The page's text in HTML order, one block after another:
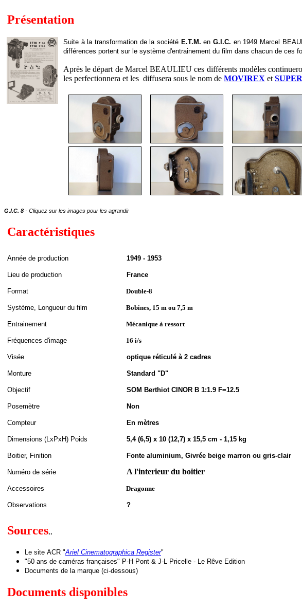
Présentation
Suite à la transformation de la société E.T.M. enG.I.C. en 1949 Marcel
différences portent sur le système d'entrainement du film dans chacun de ces
Après le départ de Marcel BEAULIEU ces différents modèles
les perfectionnera et les diffusera sous le nom de MOVIREX et
G.I.C. 8 - Cliquez sur les images pour les agrandir
Caractéristiques
Année de production 1949 - 1953
Lieu de production France
Format Double-8
Système, Longueur du film Bobines, 15 m ou 7,5 m
Entrainement Mécanique à ressort
Fréquences d'image 16 i/s
Visée optique réticulé à 2 cadres
Monture Standard "D"
Objectif SOM Berthiot CINOR B 1:1.9 F=12.5
Posemètre Non
Compteur En mètres
Dimensions (LxPxH) Poids 5,4 (6,5) x 10 (12,7) x 15,5 cm - 1,15 kg
Boitier, Finition Fonte aluminium, Givrée beige marron ou gris-clair
Numéro de série A l'interieur du boitier
Accessoires Dragonne
Observations ?
Sources..
Le site ACR "Ariel Cinematographica Register"
"50 ans de caméras françaises" P-H Pont & J-L Pricelle - Le Rêve Edition
Documents de la marque (ci-dessous)
Documents disponibles